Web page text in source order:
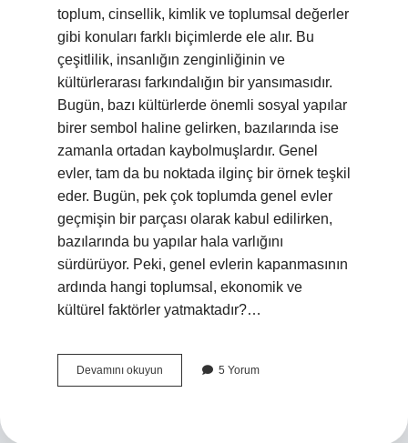
toplum, cinsellik, kimlik ve toplumsal değerler
gibi konuları farklı biçimlerde ele alır. Bu
çeşitlilik, insanlığın zenginliğinin ve
kültürlerarası farkındalığın bir yansımasıdır.
Bugün, bazı kültürlerde önemli sosyal yapılar
birer sembol haline gelirken, bazılarında ise
zamanla ortadan kaybolmuşlardır. Genel
evler, tam da bu noktada ilginç bir örnek teşkil
eder. Bugün, pek çok toplumda genel evler
geçmişin bir parçası olarak kabul edilirken,
bazılarında bu yapılar hala varlığını
sürdürüyor. Peki, genel evlerin kapanmasının
ardında hangi toplumsal, ekonomik ve
kültürel faktörler yatmaktadır?…
Devamını okuyun
evleri
5 Yorum